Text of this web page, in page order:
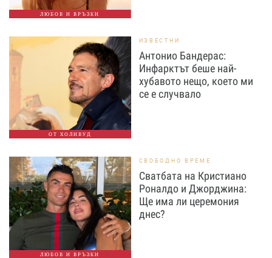
ЛЮБОВ И ВРЪЗКИ
ОТ ХОЛИВУД
ИЗВЕСТНИ
Антонио Бандерас:
Инфарктът беше най-
хубавото нещо, което ми
се е случвало
ЛЮБОВ И ВРЪЗКИ
СВОБОДНО ВРЕМЕ
Сватбата на Кристиано
Роналдо и Джорджина:
Ще има ли церемония
днес?